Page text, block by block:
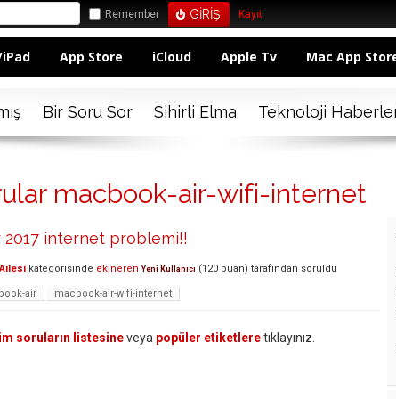
Remember Kayıt
App Store iCloud Apple Tv Mac App
Bir Soru Sor Sihirli Elma Teknoloji
macbook-air-wifi-internet
2017 internet problemi!!
kategorisinde ekineren Yeni Kullanıcı (120 puan) tarafından soruldu
air macbook-air-wifi-internet
soruların listesineveya popüler etiketleretıklayınız.